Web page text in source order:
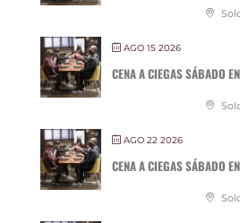
AGO 15 2026
CENA A CIEGAS SÁBADO
AGO 22 2026
CENA A CIEGAS SÁBADO